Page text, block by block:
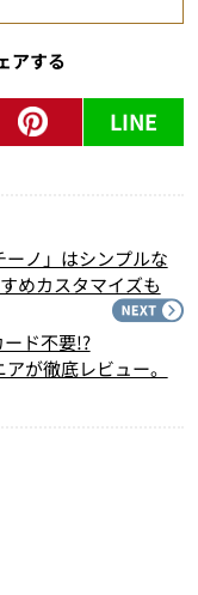
アする
LINE
ーノ」はシンプルな
めカスタマイズも
ード不要!?
が徹底レビュー。